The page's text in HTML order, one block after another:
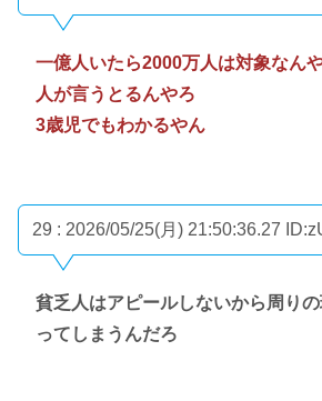
一億人いたら2000万人は対象なん
人が言うとるんやろ
3歳児でもわかるやん
29 : 2026/05/25(月) 21:50:36.27
貧乏人はアピールしないから周り
ってしまうんだろ